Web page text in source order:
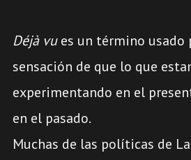
Déjà vues un término usado
sensación de que lo que
experimentando en el
en el pasado.
Muchas de las políticas de